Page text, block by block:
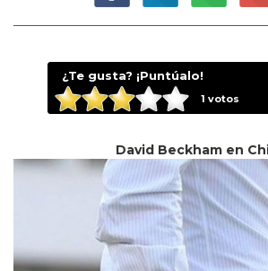
¿Te gusta? ¡Puntúalo!
1 votos
David Beckham en